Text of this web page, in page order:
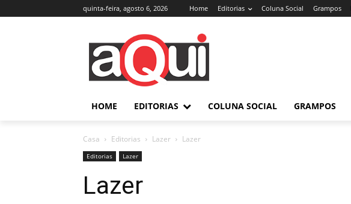
quinta-feira, agosto 6, 2026 Home Editorias Coluna Social Grampos
HOME EDITORIAS COLUNA SOCIAL GRAMPOS
Casa Editorias Lazer Lazer
Editorias Lazer
Lazer